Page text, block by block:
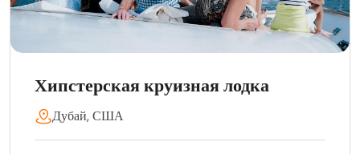
Хипстерская круизная лодка
Дубай, США